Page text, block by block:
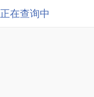
正在查询中